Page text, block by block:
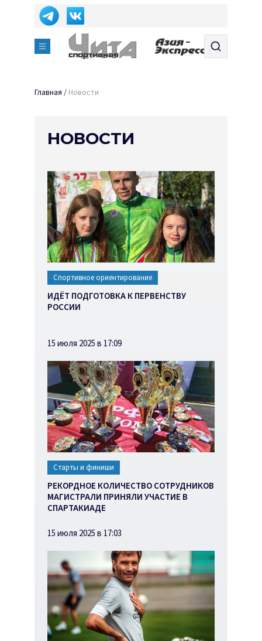
Главная / Новости
НОВОСТИ
Спортивное ориентирование
ИДЁТ ПОДГОТОВКА К ПЕРВЕНСТВУ
РОССИИ
15 июля 2025 в 17:09
Старты и финиши
РЕКОРДНОЕ КОЛИЧЕСТВО СОТРУДНИКОВ
МАГИСТРАЛИ ПРИНЯЛИ УЧАСТИЕ В
СПАРТАКИАДЕ
15 июля 2025 в 17:03